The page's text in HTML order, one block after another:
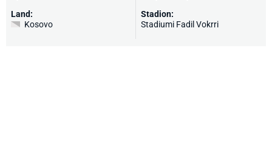
Land:
Kosovo
Stadion:
Stadiumi Fadil Vokrri